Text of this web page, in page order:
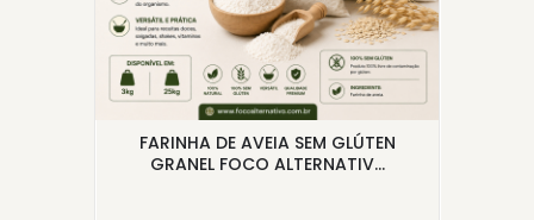
FARINHA DE AVEIA SEM GLÚTEN
GRANEL FOCO ALTERNATIV...